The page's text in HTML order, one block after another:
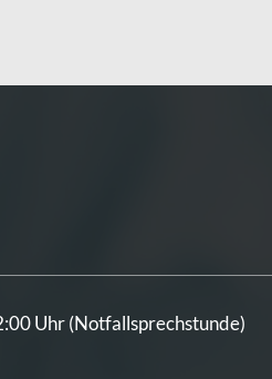
Uhr (Notfallsprechstunde)